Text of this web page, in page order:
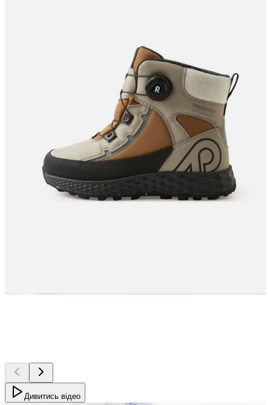
Дивитись відео